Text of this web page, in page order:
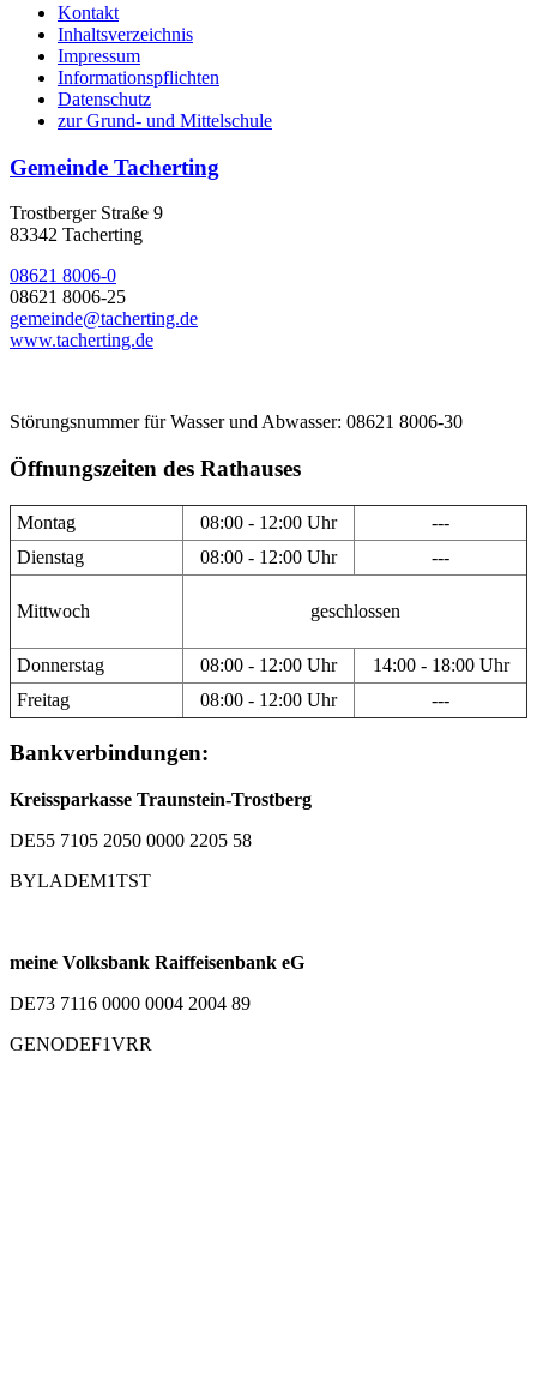
Kontakt
Inhaltsverzeichnis
Impressum
Informationspflichten
Datenschutz
zur Grund- und Mittelschule
Gemeinde Tacherting
Trostberger Straße 9
83342 Tacherting
08621 8006-0
08621 8006-25
gemeinde@tacherting.de
www.tacherting.de
Störungsnummer für Wasser und Abwasser: 08621 8006-30
Öffnungszeiten des Rathauses
Montag 08:00 - 12:00 Uhr
---
Dienstag
08:00 - 12:00 Uhr ---
Mittwoch geschlossen
Donnerstag 08:00 - 12:00 Uhr
14:00 - 18:00 Uhr
Freitag
08:00 - 12:00 Uhr ---
Bankverbindungen:
Kreissparkasse Traunstein-Trostberg
DE55 7105 2050 0000 2205 58
BYLADEM1TST
meine Volksbank Raiffeisenbank eG
DE73 7116 0000 0004 2004 89
GENODEF1VRR